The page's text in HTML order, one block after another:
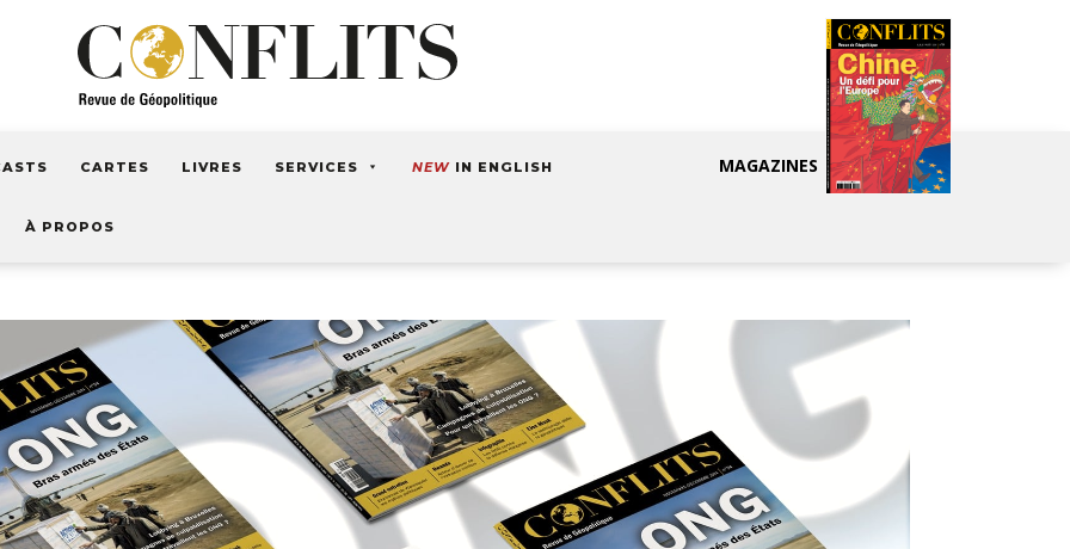
CARTES LIVRES SERVICES NEW IN ENGLISH
À PROPOS
MAGAZINES